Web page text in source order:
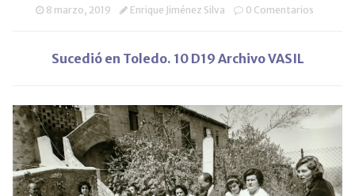
8 marzo, 2019 Enrique Jiménez Silva 0 Comentarios
Sucedió en Toledo. 10 D19 Archivo VASIL